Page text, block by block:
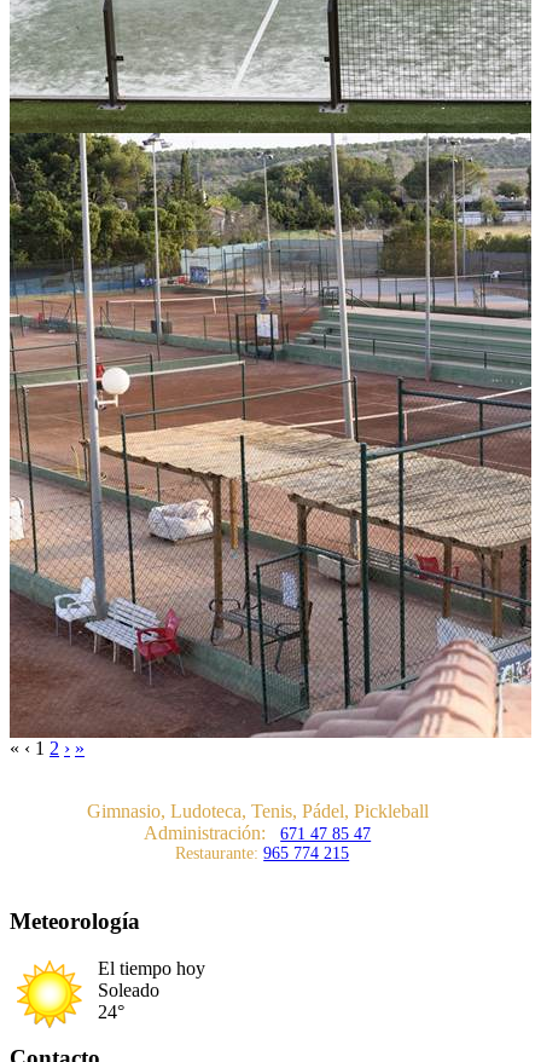
« ‹ 1 2 › »
Gimnasio, Ludoteca, Tenis, Pádel, Pickleball
Administración:
671 47 85 47
Restaurante: 965 774 215
Meteorología
El tiempo hoy
Soleado
24°